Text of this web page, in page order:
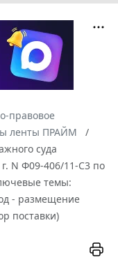
правовое
ленты ПРАЙМ
суда
г. N Ф09-406/11-С3 по
темы:
- размещение
поставки)